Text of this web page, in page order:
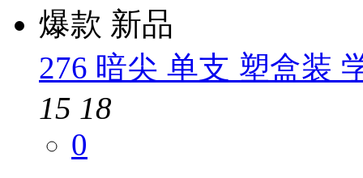
爆款 新品
276 暗尖 单支 塑盒装
15 18
0